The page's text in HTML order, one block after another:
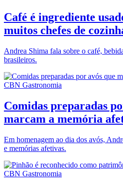
Café é ingrediente
muitos chefes de
Andrea Shima fala sobre o café,
brasileiros.
CBN Gastronomia
Comidas preparadas
marcam a memória
Em homenagem ao dia dos avós,
e memórias afetivas.
CBN Gastronomia